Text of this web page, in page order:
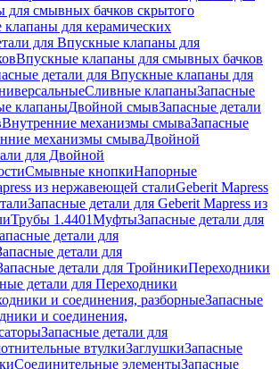
для смывных бачков скрытого
для керамических
для Впускные клапаны для
Впускные клапаны для смывных бачков
детали для Впускные клапаны для
Сливные клапаныЗапасные
клапаныДвойной смывЗапасные детали
Внутренние механизмы смываЗапасные
механизмы смываДвойной
для Двойной
Смывные кнопкиНапорные
из нержавеющей сталиGeberit Mapress
Запасные детали для Geberit Mapress из
Трубы 1.4401МуфтыЗапасные детали для
детали для
детали для
детали для ТройникиПереходники
детали для Переходники
и соединения, разборныеЗапасные
и соединения,
Запасные детали для
втулкиЗаглушкиЗапасные
Соединительные элементыЗапасные